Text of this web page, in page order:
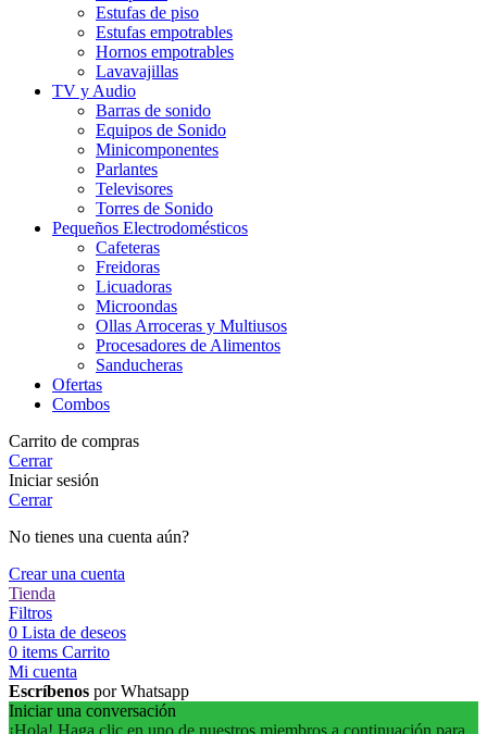
Estufas de piso
Estufas empotrables
Hornos empotrables
Lavavajillas
TV y Audio
Barras de sonido
Equipos de Sonido
Minicomponentes
Parlantes
Televisores
Torres de Sonido
Pequeños Electrodomésticos
Cafeteras
Freidoras
Licuadoras
Microondas
Ollas Arroceras y Multiusos
Procesadores de Alimentos
Sanducheras
Ofertas
Combos
Carrito de compras
Cerrar
Iniciar sesión
Cerrar
No tienes una cuenta aún?
Crear una cuenta
Tienda
Filtros
0 Lista de deseos
0 items Carrito
Mi cuenta
Escríbenos por Whatsapp
Iniciar una conversación